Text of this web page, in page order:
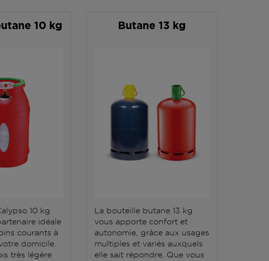
10 kg
10 kg
idéale
courants à
domicile.
très légère
Butane 13 kg
La bouteille butane 13 kg
vous apporte confort et
autonomie, grâce aux usages
multiples et variés auxquels
elle sait répondre. Que vous